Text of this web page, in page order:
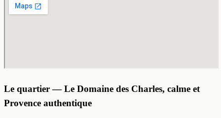
Le quartier — Le Domaine des Charles, calme et
Provence authentique